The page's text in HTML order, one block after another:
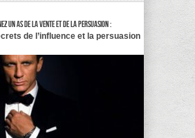
un as de la vente et de la persuasion :
de l’influence et la persuasion